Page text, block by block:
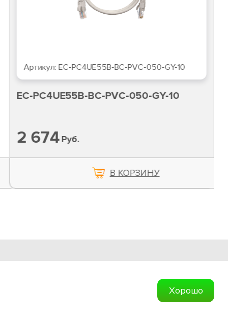
Артикул: EC-PC4UE55B-BC-PVC-050-GY-10
EC-PC4UE55B-BC-PVC-050-GY-10
2 674Руб.
В КОРЗИНУ
Хорошо